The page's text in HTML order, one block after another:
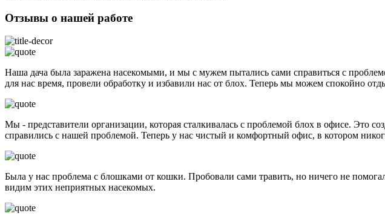
Отзывы о нашей работе
Наша дача была заражена насекомыми, и мы с мужем пытались сами справиться с
для нас время, провели обработку и избавили нас от блох. Теперь мы можем спокойно
Мы - представители организации, которая сталкивалась с проблемой блох в офисе. Это
справились с нашей проблемой. Теперь у нас чистый и комфортный офис, в котором
Была у нас проблема с блошками от кошки. Пробовали сами травить, но ничего не
видим этих неприятных насекомых.